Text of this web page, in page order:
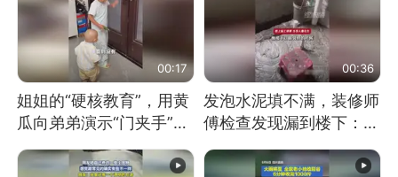
00:17
姐姐的“硬核教育”，用黄
瓜向弟弟演示“门夹手”，
教！
00:36
发泡水泥填不满，装修师
傅检查发现漏到楼下：出